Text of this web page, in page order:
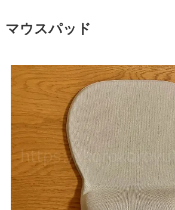
マウスパッド